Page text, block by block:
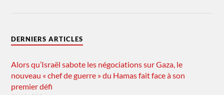
DERNIERS ARTICLES
Alors qu’Israël sabote les négociations sur Gaza, le
nouveau « chef de guerre » du Hamas fait face à son
premier défi